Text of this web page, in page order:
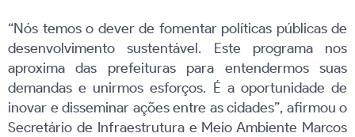
“Nós temos o dever de fomentar políticas públicas de
desenvolvimento sustentável. Este programa nos
aproxima das prefeituras para entendermos suas
demandas e unirmos esforços. É a oportunidade de
inovar e disseminar ações entre as cidades”, afirmou o
Secretário de Infraestrutura e Meio Ambiente Marcos